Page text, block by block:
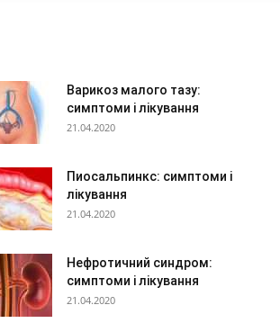
Варикоз малого тазу:
симптоми і лікування
21.04.2020
Пиосальпинкс: симптоми і
лікування
21.04.2020
Нефротичний синдром:
симптоми і лікування
21.04.2020